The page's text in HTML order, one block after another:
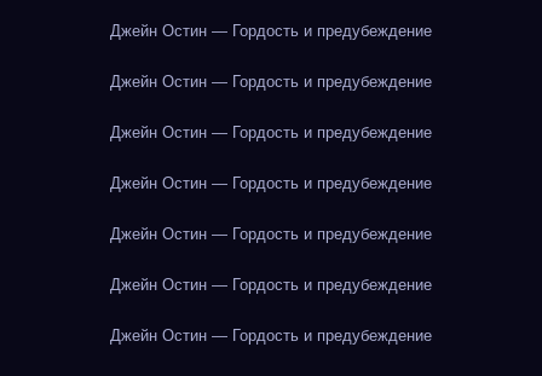
Джейн Остин — Гордость и предубеждение
Джейн Остин — Гордость и предубеждение
Джейн Остин — Гордость и предубеждение
Джейн Остин — Гордость и предубеждение
Джейн Остин — Гордость и предубеждение
Джейн Остин — Гордость и предубеждение
Джейн Остин — Гордость и предубеждение